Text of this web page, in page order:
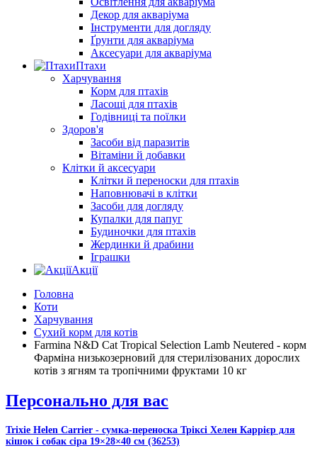
Декор для акваріума
Інструменти для догляду
Ґрунти для акваріума
Аксесуари для акваріума
Птахи
Харчування
Корм для птахів
Ласощі для птахів
Годівниці та поїлки
Здоров'я
Засоби від паразитів
Вітаміни й добавки
Клітки й аксесуари
Клітки й переноски для птахів
Наповнювачі в клітки
Засоби для догляду
Купалки для папуг
Будиночки для птахів
Жердинки й драбини
Іграшки
Акції
Головна
Коти
Харчування
Сухий корм для котів
Farmina N&D Cat Tropical Selection Lamb Neutered - корм
Фарміна низькозерновий для стерилізованих дорослих
котів з ягням та тропічними фруктами 10 кг
Персонально для вас
Trixie Helen Carrier - сумка-переноска Тріксі Хелен Каррієр для
кішок і собак сіра 19×28×40 см (36253)